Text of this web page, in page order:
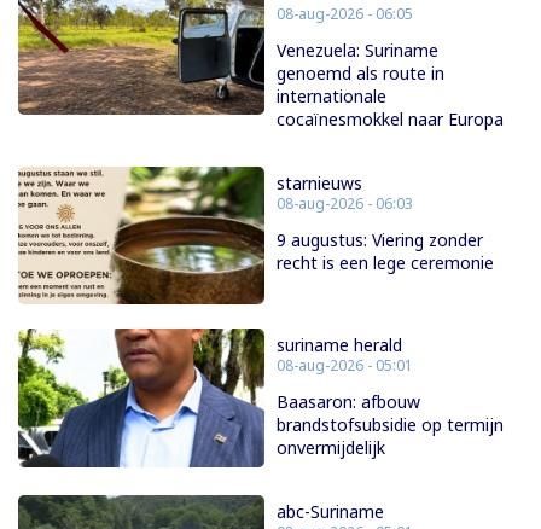
08-aug-2026 - 06:05
Venezuela: Suriname
genoemd als route in
internationale
cocaïnesmokkel naar Europa
starnieuws
08-aug-2026 - 06:03
9 augustus: Viering zonder
recht is een lege ceremonie
suriname herald
08-aug-2026 - 05:01
Baasaron: afbouw
brandstofsubsidie op termijn
onvermijdelijk
abc-Suriname